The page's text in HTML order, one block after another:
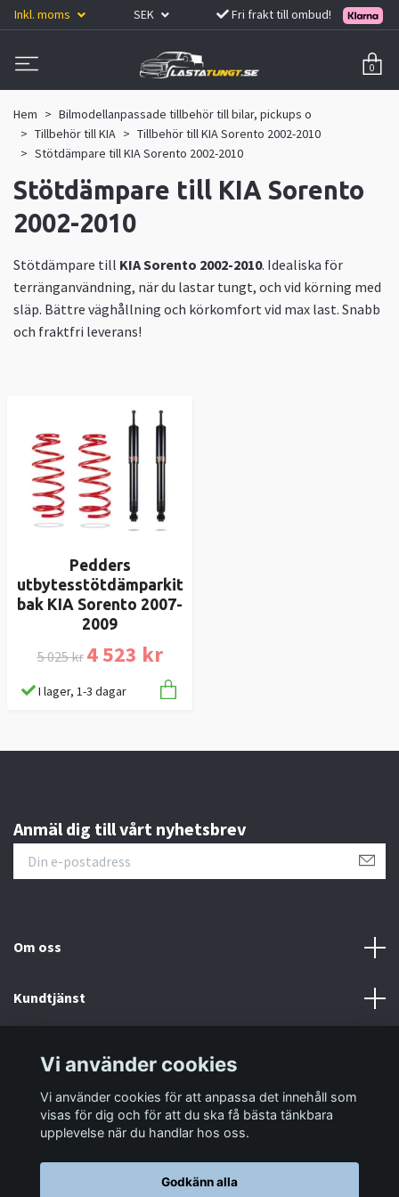
Inkl. moms SEK Fri frakt till ombud!
0
Hem
Bilmodellanpassade tillbehör till bilar, pickups o
Tillbehör till KIA
Tillbehör till KIA Sorento 2002-2010
Stötdämpare till KIA Sorento 2002-2010
Stötdämpare till KIA Sorento
2002-2010
Stötdämpare till KIA Sorento 2002-2010. Idealiska för
terränganvändning, när du lastar tungt, och vid körning med
släp. Bättre väghållning och körkomfort vid max last. Snabb
och fraktfri leverans!
Pedders
utbytesstötdämparkit
bak KIA Sorento 2007-
2009
5 025 kr 4 523 kr
I lager, 1-3 dagar
Anmäl dig till vårt nyhetsbrev
Om oss
Kundtjänst
Sociala medier
Vi använder cookies
Vi använder cookies för att anpassa det innehåll som
visas för dig och för att du ska få bästa tänkbara
upplevelse när du handlar hos oss.
Godkänn alla